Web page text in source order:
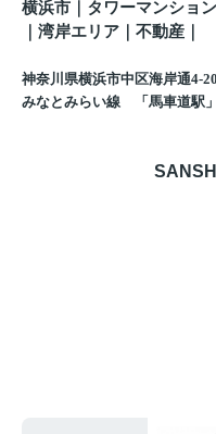
横浜市｜タワーマンショ
湾岸エリア｜不動産
神奈川県横浜市中区海岸通4-
みなとみらい線 「馬車道駅